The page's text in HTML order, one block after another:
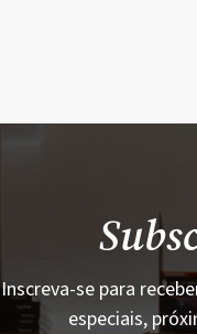
Inscreva-se para
especiais,